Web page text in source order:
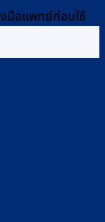
งมือแพทย์ก่อนใช้